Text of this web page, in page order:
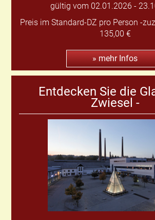
gültig vom 02.01.2026 -
Preis im Standard-DZ pro Person -
135,00 €
» mehr Infos
Entdecken Sie die
Zwiesel -